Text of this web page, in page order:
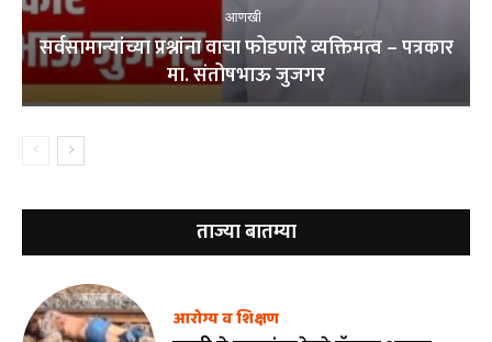
आणखी
सर्वसामान्यांच्या प्रश्नांना वाचा फोडणारे व्यक्तिमत्व – पत्रकार
मा. संतोषभाऊ जुजगर
ताज्या बातम्या
आरोग्य व शिक्षण